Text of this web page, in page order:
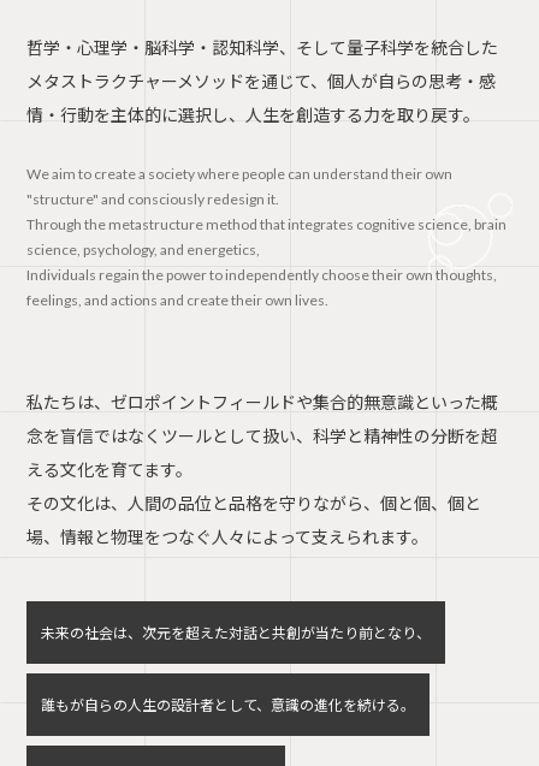
哲学・心理学・脳科学・認知科学、そして量子科学を統合した
メタストラクチャーメソッドを通じて、個人が自らの思考・感
情・行動を主体的に選択し、人生を創造する力を取り戻す。
We aim to create a society where people can understand their own
"structure" and consciously redesign it.
Through the metastructure method that integrates cognitive science, brain
science, psychology, and energetics,
Individuals regain the power to independently choose their own thoughts,
feelings, and actions and create their own lives.
私たちは、ゼロポイントフィールドや集合的無意識といった概
念を盲信ではなくツールとして扱い、科学と精神性の分断を超
える文化を育てます。
その文化は、人間の品位と品格を守りながら、個と個、個と
場、情報と物理をつなぐ人々によって支えられます。
未来の社会は、次元を超えた対話と共創が当たり前となり、
誰もが自らの人生の設計者として、意識の進化を続ける。